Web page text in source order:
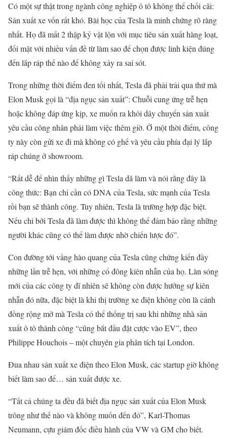
Có một sự thật trong ngành công nghiệp ô tô không thể chối cãi:
Sản xuất xe vốn rất khó. Bài học của Tesla là minh chứng rõ ràng
nhất. Họ đã mất 2 thập kỷ vật lộn với mục tiêu sản xuất hàng loạt,
đối mặt với nhiều vấn đề từ làm sao để chọn được linh kiện đúng
đến lắp ráp thế nào để không xảy ra sai sót.
Trong những thời điểm đen tối nhất, Tesla đã phải trải qua thứ mà
Elon Musk gọi là “địa ngục sản xuất”: Chuỗi cung ứng trễ hẹn
hoặc không đáp ứng kịp, xe muốn ra khỏi dây chuyển sản xuất
yêu cầu công nhân phải làm việc thêm giờ. Ở một thời điểm, công
ty này còn gửi xe đi mà không có ghế và yêu cầu phía đại lý lắp
ráp chúng ở showroom.
“Rất dễ để nhìn thấy những gì Tesla dã làm và nói rằng đây là
công thức: Bạn chỉ cần có DNA của Tesla, sức mạnh của Tesla
rồi bạn sẽ thành công. Tuy nhiên, Tesla là trường hợp đặc biệt.
Nếu chỉ bởi Tesla đã làm được thì không thể đảm bảo rằng những
người khác cũng có thể làm được nhờ chiến lược đó”.
Con đường tới vầng hào quang của Tesla cũng chứng kiến đầy
những lần trễ hẹn, với những cổ đông kiên nhẫn của họ. Làn sóng
mới của các công ty dĩ nhiên sẽ không còn được hưởng sự kiên
nhẫn đó nữa, đặc biệt là khi thị trường xe điện không còn là cánh
đồng rộng mở mà Tesla có thể thống trị sau khi những nhà sản
xuất ô tô thành công “cũng bắt đầu đặt cược vào EV”, theo
Philippe Houchois – một chuyên gia phân tích tại London.
Đua nhau sản xuất xe điện theo Elon Musk, các startup giờ không
biết làm sao để… sản xuất được xe.
“Tất cả chúng ta đều đã biết địa ngục sản xuất của Elon Musk
trông như thế nào và không muốn đến đó”, Karl-Thomas
Neumann, cựu giám đốc điều hành của VW và GM cho biết.